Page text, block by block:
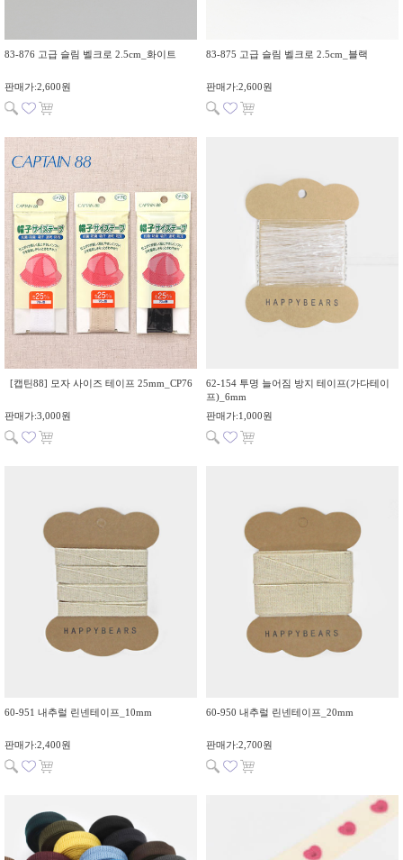
83-876 고급 슬림 벨크로 2.5cm_화이트
판매가:2,600원
83-875 고급 슬림 벨크로 2.5cm_블랙
판매가:2,600원
[캡틴88] 모자 사이즈 테이프 25mm_CP76
판매가:3,000원
62-154 투명 늘어짐 방지 테이프(가다테이
프)_6mm
판매가:1,000원
60-951 내추럴 린넨테이프_10mm
판매가:2,400원
60-950 내추럴 린넨테이프_20mm
판매가:2,700원